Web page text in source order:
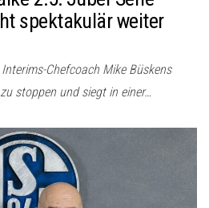
spektakulär weiter
Chefcoach Mike Büskens
stoppen und siegt in einer…